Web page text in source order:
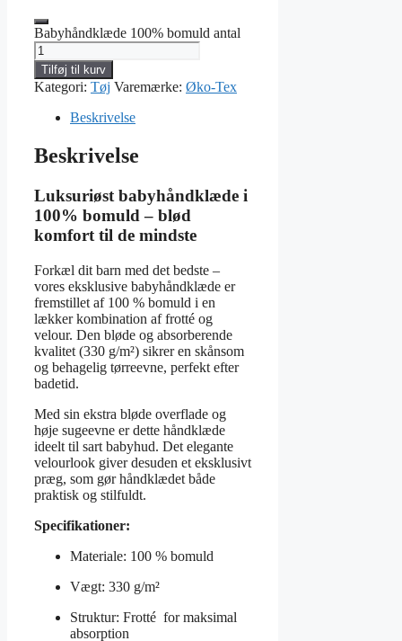
Babyhåndklæde 100% bomuld antal
Tilføj til kurv
Kategori: Tøj Varemærke: Øko-Tex
Beskrivelse
Beskrivelse
Luksuriøst babyhåndklæde i
100% bomuld – blød
komfort til de mindste
Forkæl dit barn med det bedste –
vores eksklusive babyhåndklæde er
fremstillet af 100 % bomuld i en
lækker kombination af frotté og
velour. Den bløde og absorberende
kvalitet (330 g/m²) sikrer en skånsom
og behagelig tørreevne, perfekt efter
badetid.
Med sin ekstra bløde overflade og
høje sugeevne er dette håndklæde
ideelt til sart babyhud. Det elegante
velourlook giver desuden et eksklusivt
præg, som gør håndklædet både
praktisk og stilfuldt.
Specifikationer:
Materiale: 100 % bomuld
Vægt: 330 g/m²
Struktur: Frotté for maksimal
absorption